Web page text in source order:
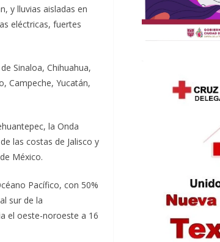
y lluvias aisladas en
eléctricas, fuertes
Sinaloa, Chihuahua,
Campeche, Yucatán,
la Onda
las costas de Jalisco y
México.
Pacífico, con 50%
sur de la
el oeste-noroeste a 16